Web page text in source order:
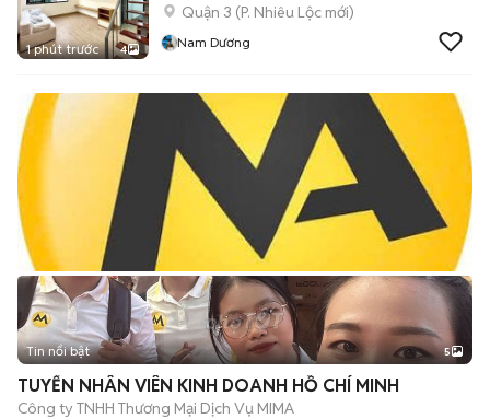
1 phút trước 4
Quận 3 (P. Nhiêu Lộc mới)
Nam Dương
Tin nổi bật 5
TUYỂN NHÂN VIÊN KINH DOANH HỒ CHÍ MINH
Công ty TNHH Thương Mại Dịch Vụ MIMA